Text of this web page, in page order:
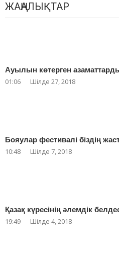
ЖАҢАЛЫҚТАР
Ауылын көтерген
01:06 Шілде 27, 2018
Бояулар фестивалі біздің
10:48 Шілде 7, 2018
Қазақ күресінің әлемдік
19:49 Шілде 4, 2018